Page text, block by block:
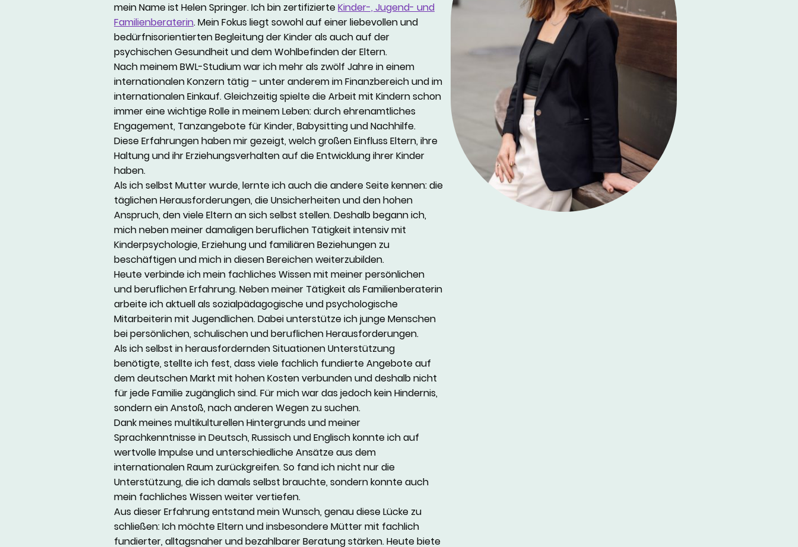
mein Name ist Helen Springer. Ich bin zertifizierteKinder-, Jugend- und
Familienberaterin. Mein Fokus liegt sowohl auf einer liebevollen und
bedürfnisorientierten Begleitung der Kinder als auch auf der
psychischen Gesundheit und dem Wohlbefinden der Eltern.
Nach meinem BWL-Studium war ich mehr als zwölf Jahre in einem
internationalen Konzern tätig – unter anderem im Finanzbereich und im
internationalen Einkauf. Gleichzeitig spielte die Arbeit mit Kindern schon
immer eine wichtige Rolle in meinem Leben: durch ehrenamtliches
Engagement, Tanzangebote für Kinder, Babysitting und Nachhilfe.
Diese Erfahrungen haben mir gezeigt, welch großen Einfluss Eltern, ihre
Haltung und ihr Erziehungsverhalten auf die Entwicklung ihrer Kinder
haben.
Als ich selbst Mutter wurde, lernte ich auch die andere Seite kennen: die
täglichen Herausforderungen, die Unsicherheiten und den hohen
Anspruch, den viele Eltern an sich selbst stellen. Deshalb begann ich,
mich neben meiner damaligen beruflichen Tätigkeit intensiv mit
Kinderpsychologie, Erziehung und familiären Beziehungen zu
beschäftigen und mich in diesen Bereichen weiterzubilden.
Heute verbinde ich mein fachliches Wissen mit meiner persönlichen
und beruflichen Erfahrung. Neben meiner Tätigkeit als Familienberaterin
arbeite ich aktuell als sozialpädagogische und psychologische
Mitarbeiterin mit Jugendlichen. Dabei unterstütze ich junge Menschen
bei persönlichen, schulischen und beruflichen Herausforderungen.
Als ich selbst in herausfordernden Situationen Unterstützung
benötigte, stellte ich fest, dass viele fachlich fundierte Angebote auf
dem deutschen Markt mit hohen Kosten verbunden und deshalb nicht
für jede Familie zugänglich sind. Für mich war das jedoch kein Hindernis,
sondern ein Anstoß, nach anderen Wegen zu suchen.
Dank meines multikulturellen Hintergrunds und meiner
Sprachkenntnisse in Deutsch, Russisch und Englisch konnte ich auf
wertvolle Impulse und unterschiedliche Ansätze aus dem
internationalen Raum zurückgreifen. So fand ich nicht nur die
Unterstützung, die ich damals selbst brauchte, sondern konnte auch
mein fachliches Wissen weiter vertiefen.
Aus dieser Erfahrung entstand mein Wunsch, genau diese Lücke zu
schließen: Ich möchte Eltern und insbesondere Mütter mit fachlich
fundierter, alltagsnaher und bezahlbarer Beratung stärken. Heute biete